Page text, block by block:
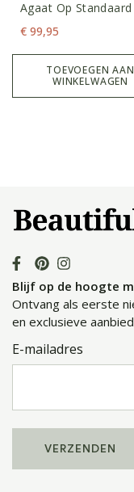
Agaat Op
€ 99,95
TOEVOEGEN AAN
WINKELWAGEN
Blijf op de hoogte
Ontvang als eerste
en exclusieve
E-mailadres